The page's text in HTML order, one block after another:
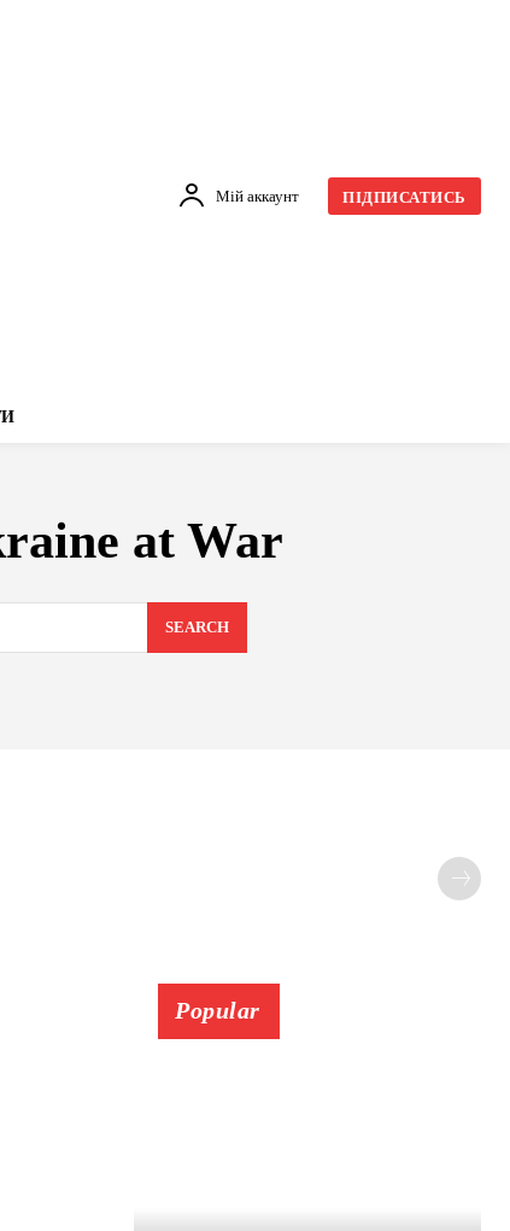
Мій аккаунт ПІДПИСАТИСЬ
at War
SEARCH
Popular